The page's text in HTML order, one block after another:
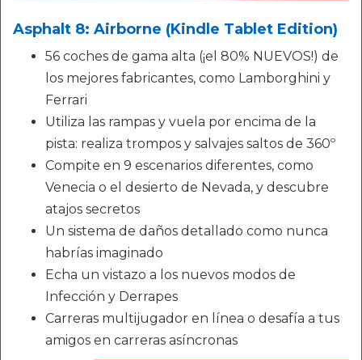
Asphalt 8: Airborne (Kindle Tablet Edition)
56 coches de gama alta (¡el 80% NUEVOS!) de
los mejores fabricantes, como Lamborghini y
Ferrari
Utiliza las rampas y vuela por encima de la
pista: realiza trompos y salvajes saltos de 360º
Compite en 9 escenarios diferentes, como
Venecia o el desierto de Nevada, y descubre
atajos secretos
Un sistema de daños detallado como nunca
habrías imaginado
Echa un vistazo a los nuevos modos de
Infección y Derrapes
Carreras multijugador en línea o desafía a tus
amigos en carreras asíncronas